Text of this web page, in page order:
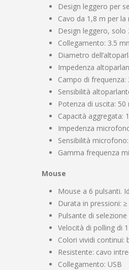
Design leggero per
Cavo da 1,8 m per
Design leggero, solo
Collegamento: 3.5
Diametro
Impedenza
Campo di
Sensibilità
Potenza di uscita: 50
Capacità aggregata:
Impedenza
Sensibilità
Gamma frequenza
Mouse
Mouse a 6 pulsanti.
Durata in pressioni:
Pulsante di
Velocità di polling di
Colori vividi continui:
Resistente: cavo
Collegamento: USB